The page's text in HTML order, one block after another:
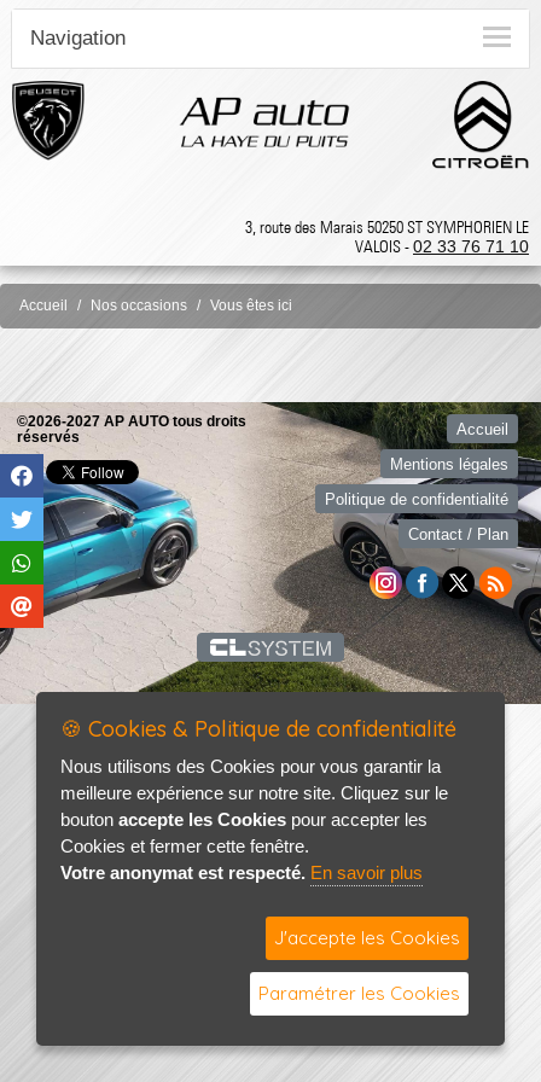
Navigation
3, route des Marais 50250 ST SYMPHORIEN LE
VALOIS -02 33 76 71 10
Accueil Nos occasions Vous êtes ici
©2026-2027 AP AUTO tous droits
réservés
Accueil
Mentions légales
Politique de confidentialité
Contact / Plan
🍪 Cookies & Politique de confidentialité
Nous utilisons des Cookies pour vous garantir la
meilleure expérience sur notre site. Cliquez sur le
bouton accepte les Cookies pour accepter les
Cookies et fermer cette fenêtre.
Votre anonymat est respecté. En savoir plus
J'accepte les Cookies
Paramétrer les Cookies